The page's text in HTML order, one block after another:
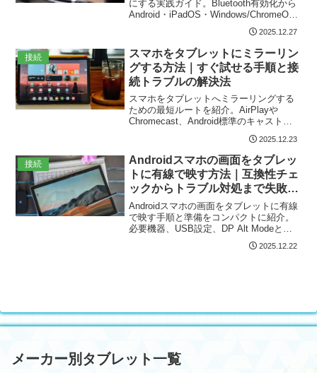
にする実践ガイド。Bluetooth有効化から
Android・iPadOS・Windows/ChromeOS
別のペアリング、スピーカーやキーボー
ド接続、音質・遅延対策、接続不安定時
の具体的対処法やセキュリティ管理まで
短時間で押さえられます。初心者でも分
かる手順とチェックリスト付きで安心。
2025.12.27
接続
スマホをタブレットにミラーリン
グする方法｜すぐ試せる手順と接
続トラブルの解決法
スマホをタブレットへミラーリングする
ための最短ルートを紹介。AirPlayや
Chromecast、Android標準のキャスト、
ApowerMirrorやLetsView、AirDroid Cast
などの具体手順から、異OS間接続、同一
Wi-Fiや音声切替、画質調整、遅延対策、
接続トラブルの優先チェックまで、すぐ
試せるチェックリスト付きでわかりやす
く解説します。
2025.12.23
接続
Androidスマホの画面をタブレッ
トに有線で映す方法｜互換性チェ
ックからトラブル対処まで失敗し
ない接続ガイド
Androidスマホの画面をタブレットに有線
で映す手順と準備をコンパクトに紹介。
必要機器、USB設定、DP Alt Modeと
MHLの違い、ケーブル選び、機種別注意
点、映らない・音が出ないなどのトラブ
2025.12.22
メーカー別タブレット一覧